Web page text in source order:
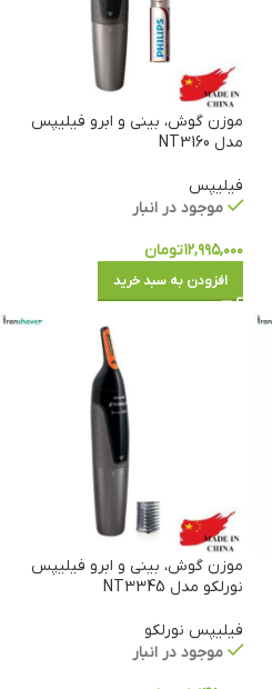
موزن گوش، بینی و ابرو فیلیپس
مدل NT3160
فیلیپس
موجود در انبار
۱۲,۹۹۵,۰۰۰تومان
افزودن به سبد خرید
موزن گوش، بینی و ابرو فیلیپس
نورلکو مدل NT3345
فیلیپس نورلکو
موجود در انبار